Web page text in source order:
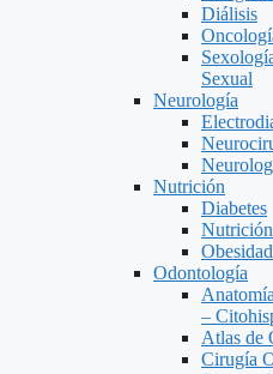
Diálisis
Sexual
Neurología
Nutrición
Diabetes
Obesidad
Odontología
–
Atlas de
Cirugía